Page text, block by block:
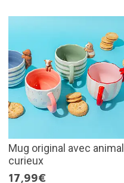
Mug original avec animal
curieux
17,99€